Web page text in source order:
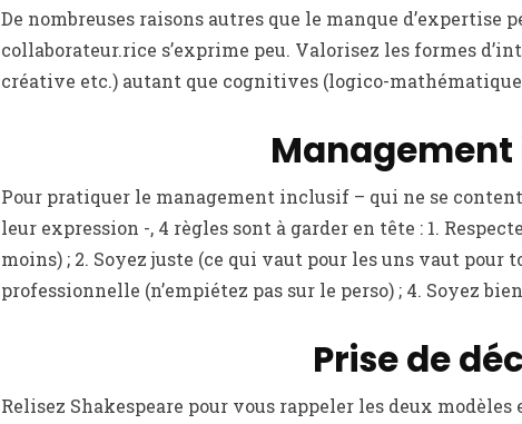
De nombreuses raisons autres que le manque d’expertise
collaborateur.rice s’exprime peu. Valorisez les formes
créative etc.) autant que cognitives (logico-
Pour pratiquer le management inclusif – qui ne se
leur expression -, 4 règles sont à garder en tête : 1.
moins) ; 2. Soyez juste (ce qui vaut pour les uns vaut pour
professionnelle (n’empiétez pas sur le perso) ; 4. Soyez
Prise de
Relisez Shakespeare pour vous rappeler les deux